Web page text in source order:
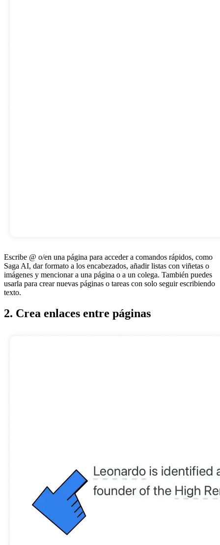
Escribe @ o/en una página para acceder a comandos rápidos, como
Saga AI, dar formato a los encabezados, añadir listas con viñetas o
imágenes y mencionar a una página o a un colega. También puedes
usarla para crear nuevas páginas o tareas con solo seguir escribiendo
texto.
2. Crea enlaces entre páginas